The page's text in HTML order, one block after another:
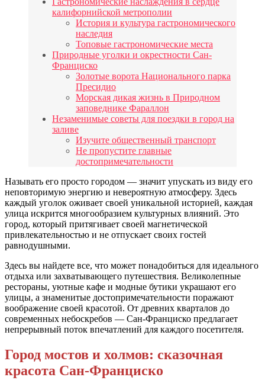
калифорнийской метрополии
История и культура гастрономического
наследия
Топовые гастрономические места
Природные уголки и окрестности Сан-
Франциско
Золотые ворота Национального парка
Пресидио
Морская дикая жизнь в Природном
заповеднике Фараллон
Незаменимые советы для поездки в город на
заливе
Изучите общественный транспорт
Не пропустите главные
достопримечательности
Называть его просто городом — значит упускать из виду его
неповторимую энергию и невероятную атмосферу. Здесь
каждый уголок оживает своей уникальной историей, каждая
улица искрится многообразием культурных влияний. Это
город, который притягивает своей магнетической
привлекательностью и не отпускает своих гостей
равнодушными.
Здесь вы найдете все, что может понадобиться для идеального
отдыха или захватывающего путешествия. Великолепные
рестораны, уютные кафе и модные бутики украшают его
улицы, а знаменитые достопримечательности поражают
воображение своей красотой. От древних кварталов до
современных небоскребов — Сан-Франциско предлагает
непрерывный поток впечатлений для каждого посетителя.
Город мостов и холмов: сказочная
красота Сан-Франциско